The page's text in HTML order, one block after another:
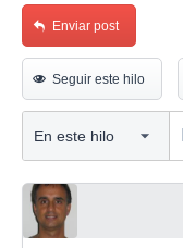
Enviar post
Seguir este hilo